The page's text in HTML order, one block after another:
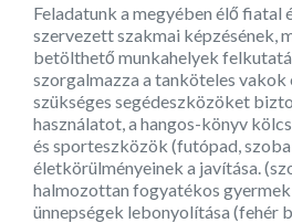
Feladatunk a megyében élő
szervezett szakmai képzésének,
betölthető munkahelyek
szorgalmazza a tanköteles vakok
szükséges segédeszközöket
használatot, a hangos-könyv
és sporteszközök (futópad,
életkörülményeinek a javítása.
halmozottan fogyatékos
ünnepségek lebonyolítása (fehér